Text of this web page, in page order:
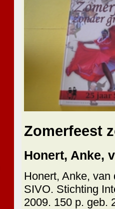
Zomerfeest
Honert, Anke,
Honert, Anke, van
SIVO. Stichting
2009. 150 p. geb.